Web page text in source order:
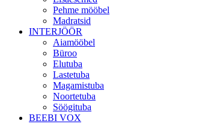
Pehme mööbel
Madratsid
INTERJÖÖR
Aiamööbel
Büroo
Elutuba
Lastetuba
Magamistuba
Noortetuba
Söögituba
BEEBI VOX